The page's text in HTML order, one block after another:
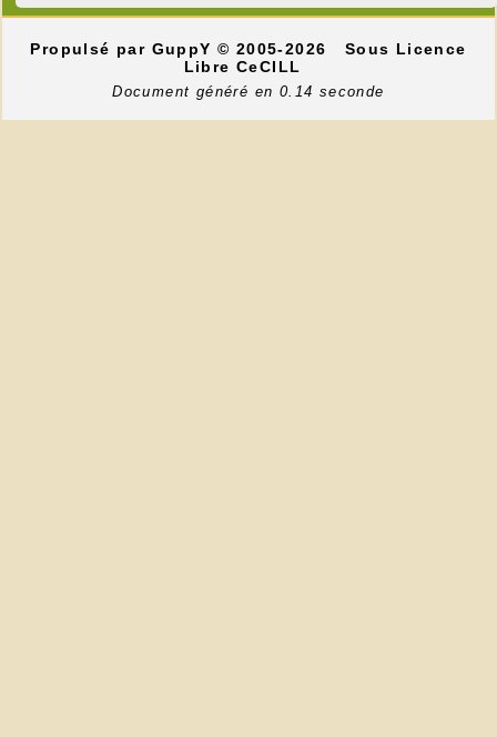
Propulsé par GuppY© 2005-2026
Sous Licence
Libre CeCILL
Document généré en 0.14 seconde